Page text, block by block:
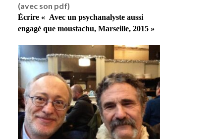
(avec son pdf)
Écrire « Avec un psychanalyste aussi
engagé que moustachu, Marseille, 2015 »